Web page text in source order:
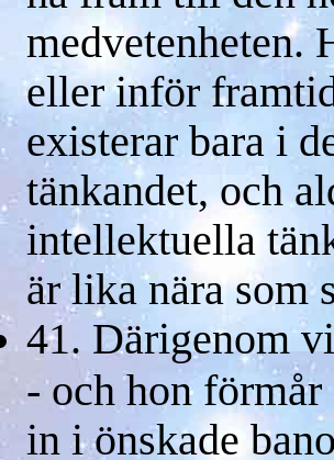
medvetenheten.
eller inför
existerar bara i
tänkandet, och
intellektuella
är lika nära som
41. Därigenom
- och hon förmår
in i önskade